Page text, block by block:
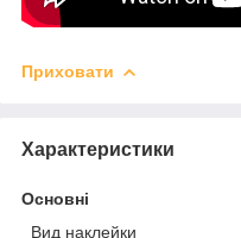
Приховати
Характеристики
Основні
Вид наклейки